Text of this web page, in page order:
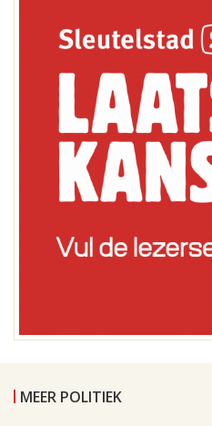
MEER POLITIEK